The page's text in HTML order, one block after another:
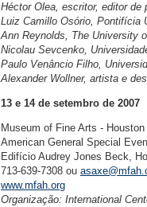
Héctor Olea, escritor, editor
Luiz Camillo Osório, Pontifícia
Ann Reynolds, The University
Nicolau Sevcenko,
Paulo Venâncio Filho,
Alexander Wollner, artista e
13 e 14 de setembro de 2007
Museum of Fine Arts - Houston
American General Special
Edifício Audrey Jones Beck,
713-639-7308 ou
www.mfah.org
Organização: International